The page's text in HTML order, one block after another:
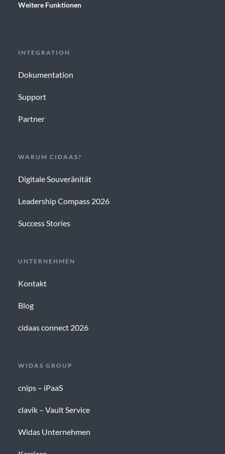
Weitere Funktionen
INTEGRATION
Dokumentation
Support
Partner
WARUM CIDAAS?
Digitale Souveränität
Leadership Compass 2026
Success Stories
UNTERNEHMEN
Kontakt
Blog
cidaas connect 2026
WIDAS GROUP
cnips – iPaaS
clavik – Vault Service
Widas Unternehmen